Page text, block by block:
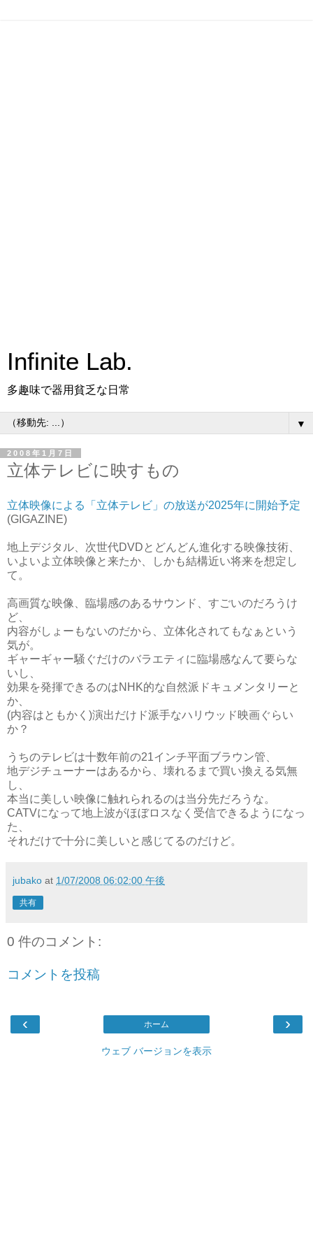
Infinite Lab.
多趣味で器用貧乏な日常
▼
2008年1月7日
立体テレビに映すもの
立体映像による「立体テレビ」の放送が2025年に開始予定
(GIGAZINE)
地上デジタル、次世代DVDとどんどん進化する映像技術、
いよいよ立体映像と来たか、しかも結構近い将来を想定し
て。
高画質な映像、臨場感のあるサウンド、すごいのだろうけ
ど、
内容がしょーもないのだから、立体化されてもなぁという
気が。
ギャーギャー騒ぐだけのバラエティに臨場感なんて要らな
いし、
効果を発揮できるのはNHK的な自然派ドキュメンタリーと
か、
(内容はともかく)演出だけド派手なハリウッド映画ぐらい
か？
うちのテレビは十数年前の21インチ平面ブラウン管、
地デジチューナーはあるから、壊れるまで買い換える気無
し、
本当に美しい映像に触れられるのは当分先だろうな。
CATVになって地上波がほぼロスなく受信できるようになっ
た、
それだけで十分に美しいと感じてるのだけど。
jubako at 1/07/2008 06:02:00 午後
共有
0 件のコメント:
コメントを投稿
‹ ›
ホーム
ウェブ バージョンを表示